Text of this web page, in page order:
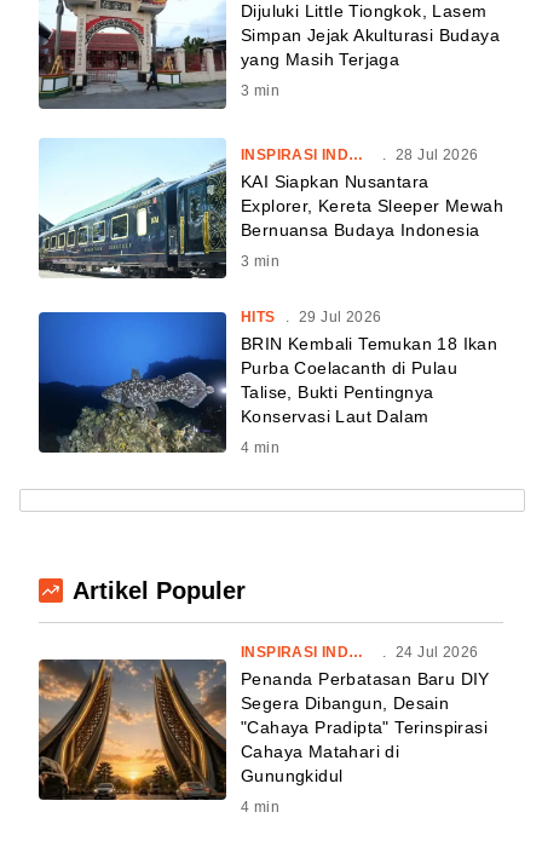
Dijuluki Little Tiongkok, Lasem
Simpan Jejak Akulturasi Budaya
yang Masih Terjaga
3 min
INSPIRASI INDONESIA 28 Jul 2026
KAI Siapkan Nusantara
Explorer, Kereta Sleeper Mewah
Bernuansa Budaya Indonesia
3 min
HITS 29 Jul 2026
BRIN Kembali Temukan 18 Ikan
Purba Coelacanth di Pulau
Talise, Bukti Pentingnya
Konservasi Laut Dalam
4 min
Artikel Populer
INSPIRASI INDONESIA 24 Jul 2026
Penanda Perbatasan Baru DIY
Segera Dibangun, Desain
"Cahaya Pradipta" Terinspirasi
Cahaya Matahari di
Gunungkidul
4 min